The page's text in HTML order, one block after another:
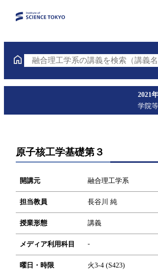
融合理工学系の講義を検索（講義
2021
学院
原子核工学基礎第３
開講元 融合理工学系
担当教員 長谷川 純
授業形態 講義
メディア利用科目 -
曜日・時限
火3-4 (S423)